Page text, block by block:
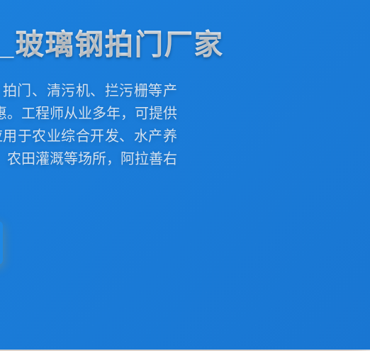
玻璃钢拍门厂家
门、清污机、拦污栅等产
。工程师从业多年，可提供
于农业综合开发、水产养
田灌溉等场所，阿拉善右